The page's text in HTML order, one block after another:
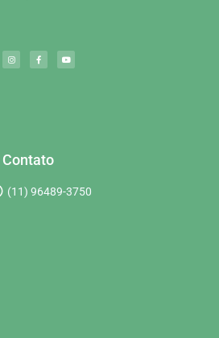
Contato
(11) 96489-3750